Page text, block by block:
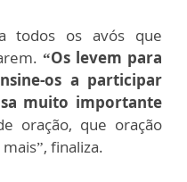
todos os avós que
“Os levem para
os a participar
muito importante
oração, que oração
finaliza.